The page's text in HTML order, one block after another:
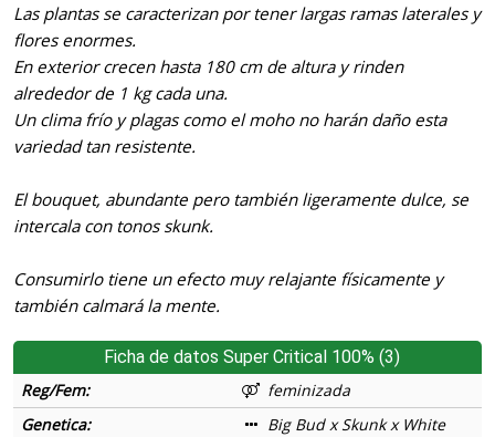
Las plantas se caracterizan por tener largas ramas laterales y
flores enormes.
En exterior crecen hasta 180 cm de altura y rinden
alrededor de 1 kg cada una.
Un clima frío y plagas como el moho no harán daño esta
variedad tan resistente.
El bouquet, abundante pero también ligeramente dulce, se
intercala con tonos skunk.
Consumirlo tiene un efecto muy relajante físicamente y
también calmará la mente.
Ficha de datos Super Critical 100% (3)
Reg/Fem:
feminizada
Genetica:
Big Bud x Skunk x White